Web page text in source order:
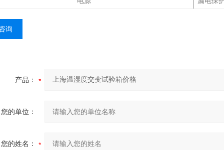
询
产品：
您的单位：
您的姓名：